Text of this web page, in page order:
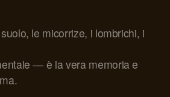
le micorrize, i lombrichi, i
— è la vera memoria e